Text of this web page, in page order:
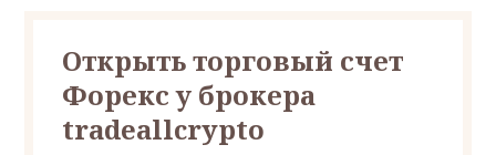
Открыть торговый счет
Форекс у брокера
tradeallcrypto